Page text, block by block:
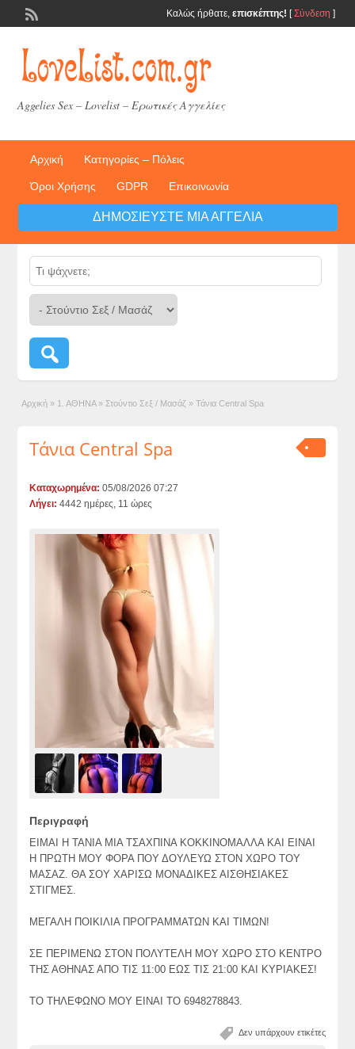
Καλώς ήρθατε, επισκέπτης! [Σύνδεση ]
Aggelies Sex – Lovelist – Ερωτικές Αγγελίες
Αρχική Κατηγορίες – Πόλεις
Όροι Χρήσης GDPR Επικοινωνία
ΔΗΜΟΣΙΕΎΣΤΕ ΜΙΑ ΑΓΓΕΛΊΑ
Αρχική » 1. ΑΘΗΝΑ » Στούντιο Σεξ / Μασάζ » Τάνια Central Spa
Τάνια Central Spa
Καταχωρημένα: 05/08/2026 07:27
Λήγει: 4442 ημέρες, 11 ώρες
Περιγραφή
ΕΙΜΑΙ Η ΤΑΝΙΑ ΜΙΑ ΤΣΑΧΠΙΝΑ ΚΟΚΚΙΝΟΜΑΛΛΑ ΚΑΙ ΕΙΝΑΙ
Η ΠΡΩΤΗ ΜΟΥ ΦΟΡΑ ΠΟΥ ΔΟΥΛΕΥΩ ΣΤΟΝ ΧΩΡΟ ΤΟΥ
ΜΑΣΑΖ. ΘΑ ΣΟΥ ΧΑΡΙΣΩ ΜΟΝΑΔΙΚΕΣ ΑΙΣΘΗΣΙΑΚΕΣ
ΣΤΙΓΜΕΣ.
ΜΕΓΑΛΗ ΠΟΙΚΙΛΙΑ ΠΡΟΓΡΑΜΜΑΤΩΝ ΚΑΙ ΤΙΜΩΝ!
ΣΕ ΠΕΡΙΜΕΝΩ ΣΤΟΝ ΠΟΛΥΤΕΛΗ ΜΟΥ ΧΩΡΟ ΣΤΟ ΚΕΝΤΡΟ
ΤΗΣ ΑΘΗΝΑΣ ΑΠΟ ΤΙΣ 11:00 ΕΩΣ ΤΙΣ 21:00 ΚΑΙ ΚΥΡΙΑΚΕΣ!
ΤΟ ΤΗΛΕΦΩΝΟ ΜΟΥ ΕΙΝΑΙ ΤΟ 6948278843.
Δεν υπάρχουν ετικέτες